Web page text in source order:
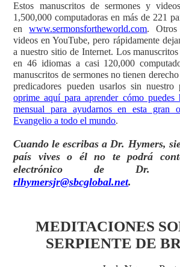
Estos manuscritos de sermones y
1,500,000 computadoras en más de 221
enwww.sermonsfortheworld.com. Otros
videos en YouTube, pero rápidamente
a nuestro sitio de Internet. Los manuscritos
en 46 idiomas a casi 120,000
manuscritos de sermones no tienen
predicadores pueden usarlos sin
oprime aquí para aprender cómo puedes
mensual para ayudarnos en esta gran
Evangelio a todo el mundo.
Cuando le escribas a Dr. Hymers,
país vives o él no te podrá
electrónico de Dr.
rlhymersjr@sbcglobal.net.
MEDITACIONES
SERPIENTE DE